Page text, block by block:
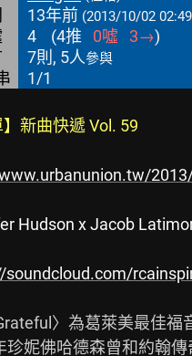
13年前 (2013/10/02
4 (4推 0噓 3→)
7則, 5人參與
1/1
】新曲快遞 Vol. 59
Hudson x Jacob
soundcloud.com/
〉為葛萊美最佳
珍妮佛哈德森曾和約翰